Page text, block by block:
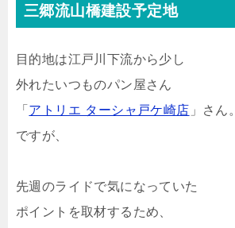
三郷流山橋建設予定地
目的地は江戸川下流から少し
外れたいつものパン屋さん
「アトリエ ターシャ戸ケ崎店 」さん。
ですが、
先週のライドで気になっていた
ポイントを取材するため、